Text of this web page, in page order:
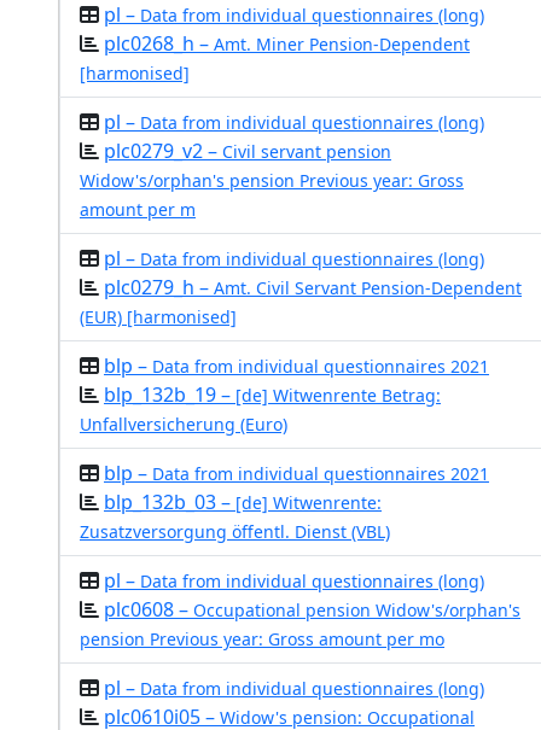
pl – Data from individual questionnaires (long)
plc0268_h – Amt. Miner Pension-Dependent
[harmonised]
pl – Data from individual questionnaires (long)
plc0279_v2 – Civil servant pension
Widow's/orphan's pension Previous year: Gross
amount per m
pl – Data from individual questionnaires (long)
plc0279_h – Amt. Civil Servant Pension-Dependent
(EUR) [harmonised]
blp – Data from individual questionnaires 2021
blp_132b_19 – [de] Witwenrente Betrag:
Unfallversicherung (Euro)
blp – Data from individual questionnaires 2021
blp_132b_03 – [de] Witwenrente:
Zusatzversorgung öffentl. Dienst (VBL)
pl – Data from individual questionnaires (long)
plc0608 – Occupational pension Widow's/orphan's
pension Previous year: Gross amount per mo
pl – Data from individual questionnaires (long)
plc0610i05 – Widow's pension: Occupational